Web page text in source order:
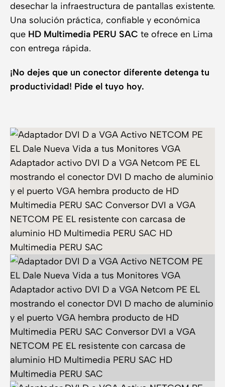
desechar la infraestructura de pantallas existente.
Una solución práctica, confiable y económica
que HD Multimedia PERU SAC te ofrece en Lima
con entrega rápida.
¡No dejes que un conector diferente detenga tu
productividad! Pide el tuyo hoy.